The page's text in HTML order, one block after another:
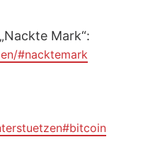
Mark“:
#nacktemark